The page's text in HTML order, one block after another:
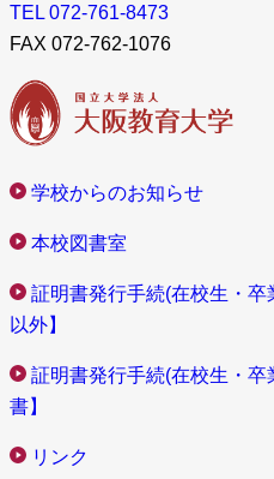
TEL 072-761-8473
FAX 072-762-1076
学校からのお知らせ
本校図書室
証明書発行手続(在校生・
以外】
証明書発行手続(在校生・
書】
リンク